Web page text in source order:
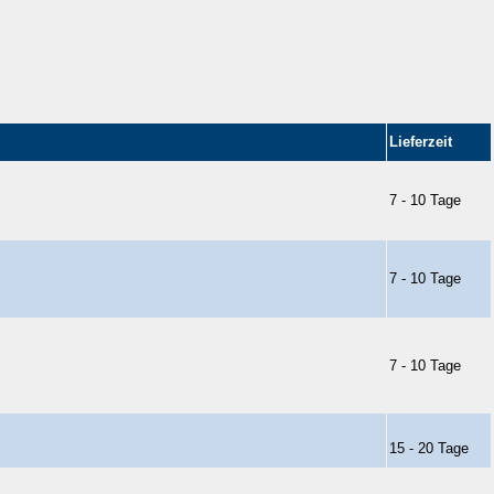
Lieferzeit
7 - 10 Tage
7 - 10 Tage
7 - 10 Tage
15 - 20 Tage